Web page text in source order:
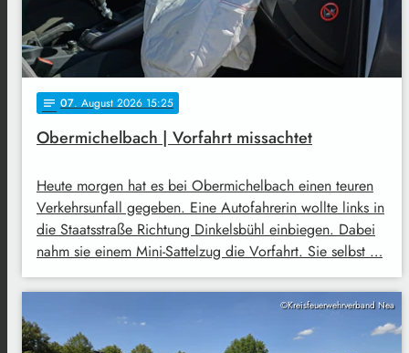
notes 07. August 2026 15:25
Obermichelbach | Vorfahrt missachtet
Heute morgen hat es bei Obermichelbach einen teuren
Verkehrsunfall gegeben. Eine Autofahrerin wollte links in
die Staatsstraße Richtung Dinkelsbühl einbiegen. Dabei
nahm sie einem Mini-Sattelzug die Vorfahrt. Sie selbst …
©Kreisfeuerwehrverband Nea